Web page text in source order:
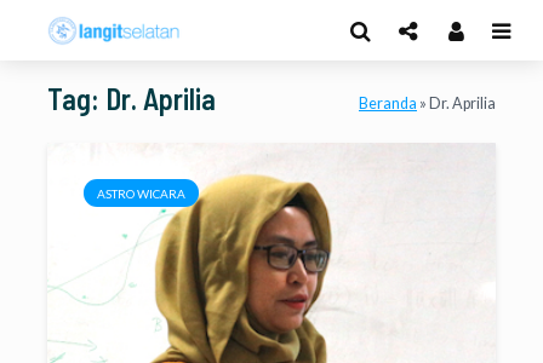
Tag: Dr. Aprilia Beranda » Dr. Aprilia
ASTRO WICARA